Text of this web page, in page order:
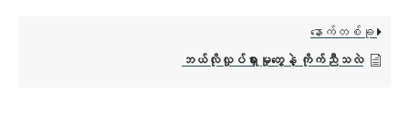
နောက်တစ်ခု
ဘယ်လိုလှုပ်ရှားမှုတွေနဲ့ ကိုက်ညီသလဲ